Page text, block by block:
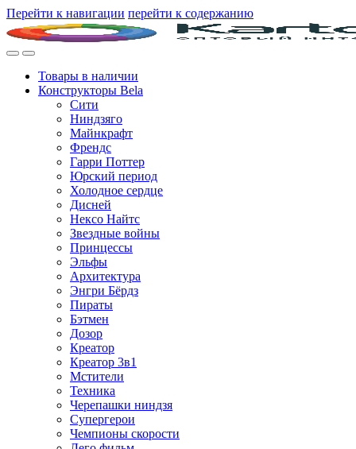
Перейти к навигации перейти к содержанию
Товары в наличии
Конструкторы Bela
Сити
Ниндзяго
Майнкрафт
Френдс
Гарри Поттер
Юрский период
Холодное сердце
Дисней
Нексо Найтс
Звездные войны
Принцессы
Эльфы
Архитектура
Энгри Бёрдз
Пираты
Бэтмен
Дозор
Креатор
Креатор 3в1
Мстители
Техника
Черепашки ниндзя
Супергерои
Чемпионы скорости